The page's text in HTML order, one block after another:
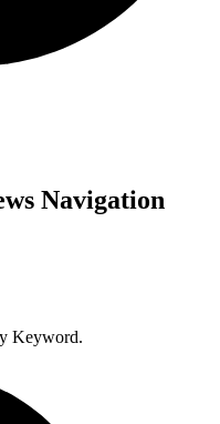
Navigation
Keyword.